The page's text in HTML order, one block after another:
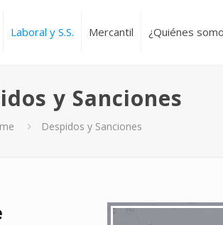
Laboral y S.S. Mercantil ¿Quiénes
y Sanciones
Despidos y Sanciones